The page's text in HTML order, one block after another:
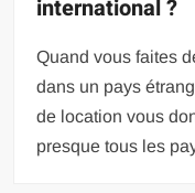
international ?
Quand vous faites
dans un pays
de location vous
presque tous les